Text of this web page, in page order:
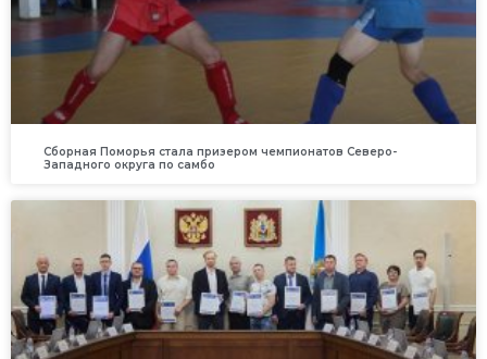
Сборная Поморья стала призером чемпионатов Северо-
Западного округа по самбо